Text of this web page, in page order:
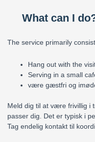
What can I
The service primarily
Hang out with the
Serving in a small
være gæstfri og
Meld dig til at være frivillig i
passer dig. Det er typisk i
Tag endelig kontakt til